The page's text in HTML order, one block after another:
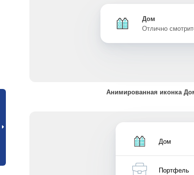
Дом
Отлично
Анимированная иконка
Дом
Портфель